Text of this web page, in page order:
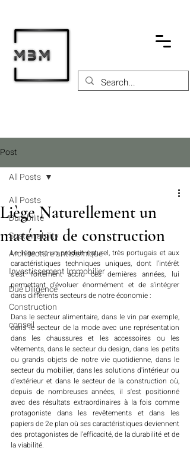
Post
All Posts
Durabilité
Sustainability
Architecture antisismique
Investissement Immobilier
Due Diligence
Construction
conseil
All Posts
Liège Naturellement un
matériau de construction
Le liège est un produit naturel, très portugais et aux
caractéristiques techniques uniques, dont l'intérêt
s'est fortement accru ces dernières années, lui
permettant d'évoluer énormément et de s'intégrer
dans différents secteurs de notre économie :
Dans le secteur alimentaire, dans le vin par exemple,
dans le secteur de la mode avec une représentation
dans les chaussures et les accessoires ou les
vêtements, dans le secteur du design, dans les petits
ou grands objets de notre vie quotidienne, dans le
secteur du mobilier, dans les solutions d'intérieur ou
d'extérieur et dans le secteur de la construction où,
depuis de nombreuses années, il s'est positionné
avec des résultats extraordinaires à la fois comme
protagoniste dans les revêtements et dans les
papiers de 2e plan où ses caractéristiques deviennent
des protagonistes de l'efficacité, de la durabilité et de
la viabilité.